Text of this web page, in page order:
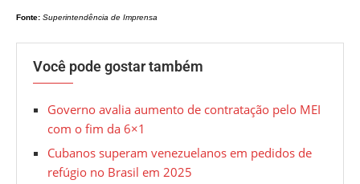
Fonte: Superintendência de Imprensa
Você pode gostar também
Governo avalia aumento de contratação pelo MEI
com o fim da 6×1
Cubanos superam venezuelanos em pedidos de
refúgio no Brasil em 2025